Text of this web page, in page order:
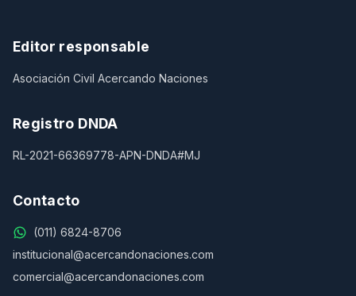
Editor responsable
Asociación Civil Acercando Naciones
Registro DNDA
RL-2021-66369778-APN-DNDA#MJ
Contacto
(011) 6824-8706
institucional@acercandonaciones.com
comercial@acercandonaciones.com